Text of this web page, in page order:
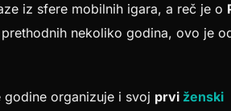
iz sfere mobilnih igara, a reč je o
nekoliko godina, ovo je
godine organizuje i svoj prvi ženski